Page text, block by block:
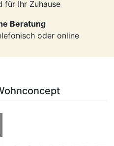
für Ihr Zuhause
Beratung
oder online